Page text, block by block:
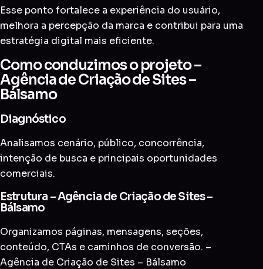
Esse ponto fortalece a experiência do usuário,
melhora a percepção da marca e contribui para uma
estratégia digital mais eficiente.
Como conduzimos o projeto –
Agência de Criação de Sites –
Bálsamo
Diagnóstico
Analisamos cenário, público, concorrência,
intenção de busca e principais oportunidades
comerciais.
Estrutura – Agência de Criação de Sites –
Bálsamo
Organizamos páginas, mensagens, seções,
conteúdo, CTAs e caminhos de conversão. –
Agência de Criação de Sites – Bálsamo